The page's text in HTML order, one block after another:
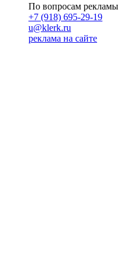
По вопросам рекламы
+7 (918) 695-29-19
u@klerk.ru
реклама на сайте